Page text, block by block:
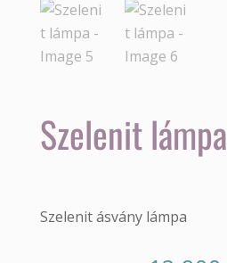
Szelenit lámpa
Szelenit ásvány lámpa